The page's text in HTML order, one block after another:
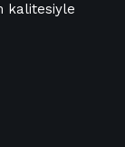
kalitesiyle